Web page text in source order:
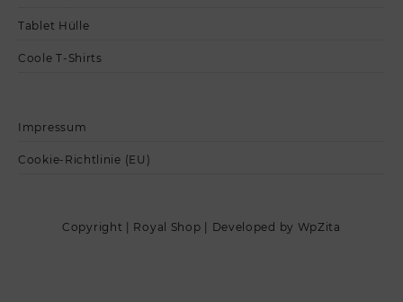
Tablet Hülle
Coole T-Shirts
Impressum
Cookie-Richtlinie (EU)
Copyright | Royal Shop | Developed by WpZita